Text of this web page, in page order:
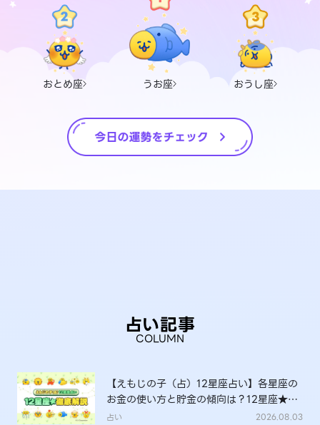
おとめ座 うお座 おうし座
占い記事
COLUMN
【えもじの子（占）12星座占い】各星座の
お金の使い方と貯金の傾向は？12星座★徹
底解説
占い 2026.08.03